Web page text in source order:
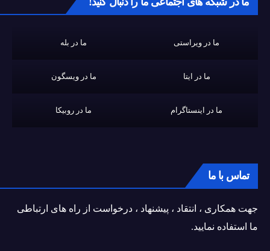
ما در ویراستی ما در بله
ما در ایتا ما در ویسگون
ما در اینستاگرام ما در روبیکا
تماس با ما
جهت همکاری ، انتقاد ، پیشنهاد ، درخواست از راه های ارتباطی
ما استفاده نمایید.